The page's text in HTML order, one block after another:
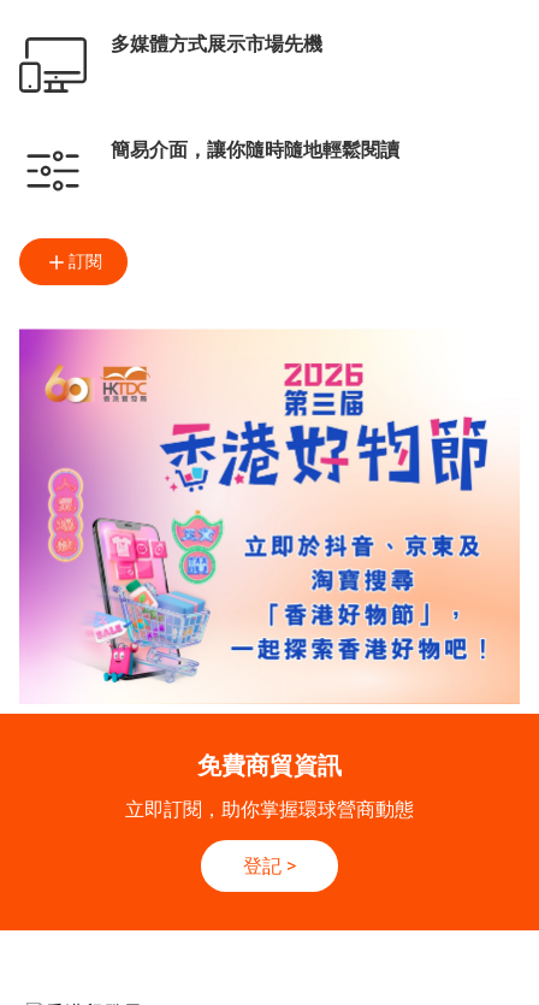
多媒體方式展示市場先機
簡易介面，讓你隨時隨地輕鬆閱讀
訂閱
免費商貿資訊
立即訂閱，助你掌握環球營商動態
登記 >